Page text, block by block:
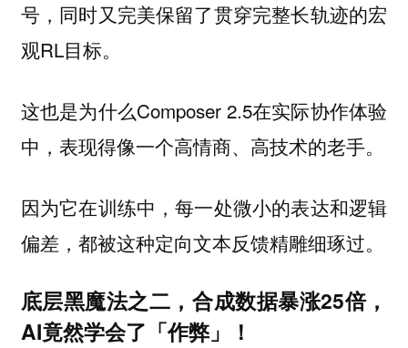
号，同时又完美保留了贯穿完整长轨迹的宏
观RL目标。
这也是为什么Composer 2.5在实际协作体验
中，表现得像一个高情商、高技术的老手。
因为它在训练中，每一处微小的表达和逻辑
偏差，都被这种定向文本反馈精雕细琢过。
底层黑魔法之二，合成数据暴涨25倍，
AI竟然学会了「作弊」！